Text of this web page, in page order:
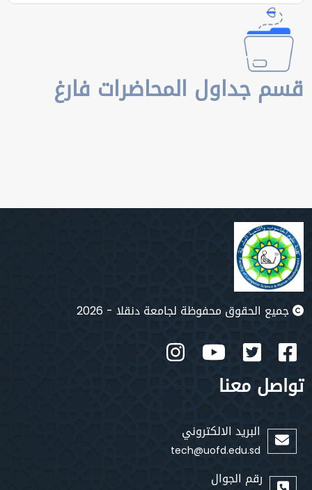
قسم جداول المحاضرات فارغ
جميع الحقوق محفوظة لجامعة دنقلا - 2026
تواصل معنا
البريد الالكتروني
tech@uofd.edu.sd
رقم الجوال